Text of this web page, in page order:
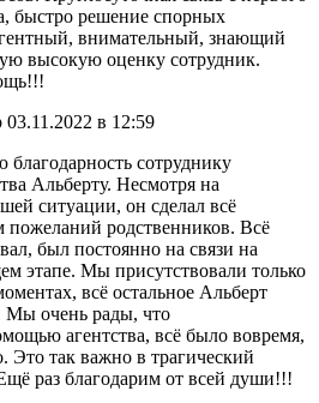
быстро решение спорных
внимательный, знающий
высокую оценку сотрудник.
03.11.2022 в 12:59
сотруднику
Альберту. Несмотря на
ситуации, он сделал всё
пожеланий родственников. Всё
был постоянно на связи на
этапе. Мы присутствовали только
всё остальное Альберт
Мы очень рады, что
агентства, всё было вовремя,
Это так важно в трагический
раз благодарим от всей души!!!